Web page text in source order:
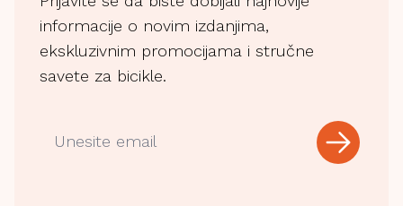
informacije o novim izdanjima,
ekskluzivnim promocijama i stručne
savete za bicikle.